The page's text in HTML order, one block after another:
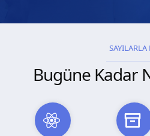
SAYILARLA
Bugüne Kadar